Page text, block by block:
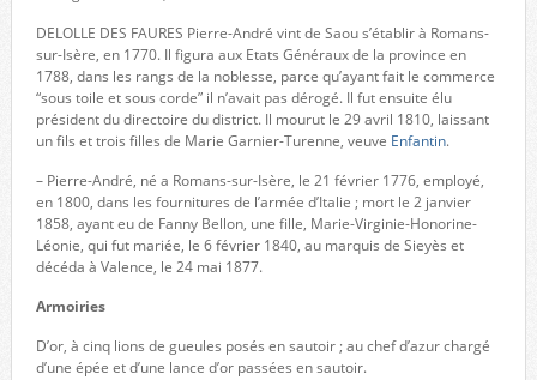
DELOLLE DES FAURES Pierre-André vint de Saou s’établir à Romans-
sur-Isère, en 1770. Il figura aux Etats Généraux de la province en
1788, dans les rangs de la noblesse, parce qu’ayant fait le commerce
“sous toile et sous corde” il n’avait pas dérogé. Il fut ensuite élu
président du directoire du district. Il mourut le 29 avril 1810, laissant
un fils et trois filles de Marie Garnier-Turenne, veuve Enfantin.
– Pierre-André, né a Romans-sur-Isère, le 21 février 1776, employé,
en 1800, dans les fournitures de l’armée d’Italie ; mort le 2 janvier
1858, ayant eu de Fanny Bellon, une fille, Marie-Virginie-Honorine-
Léonie, qui fut mariée, le 6 février 1840, au marquis de Sieyès et
décéda à Valence, le 24 mai 1877.
Armoiries
D’or, à cinq lions de gueules posés en sautoir ; au chef d’azur chargé
d’une épée et d’une lance d’or passées en sautoir.